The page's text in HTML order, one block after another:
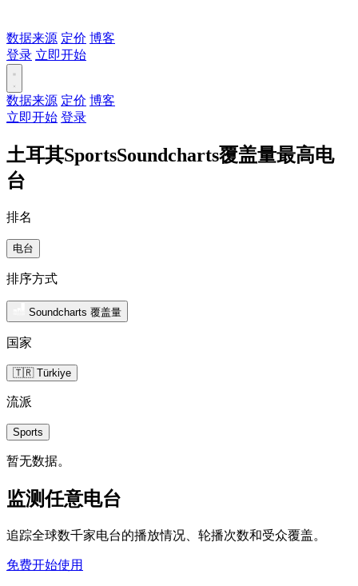
数据来源 定价 博客
登录 立即开始
数据来源 定价 博客
立即开始 登录
土耳其SportsSoundcharts覆盖量最高电
台
排名
电台
排序方式
Soundcharts 覆盖量
国家
🇹🇷 Türkiye
流派
Sports
暂无数据。
监测任意电台
追踪全球数千家电台的播放情况、轮播次数和受众覆盖。
免费开始使用